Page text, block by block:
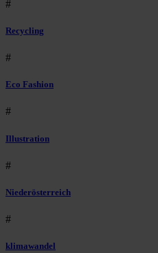
#
Recycling
#
Eco Fashion
#
Illustration
#
Niederösterreich
#
klimawandel